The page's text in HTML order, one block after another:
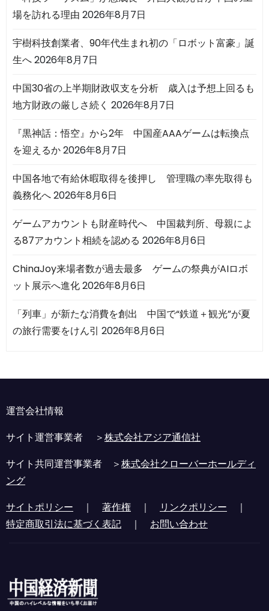
場を訪れる理由 2026年8月7日
宇樹科技創業者、90年代生まれ初の「ロボット富豪」誕
生へ2026年8月7日
中国30省の上半期財政収支を分析 歳入は予想上回るも
地方財政の厳しさ続く 2026年8月7日
『黒神話：悟空』から2年 中国産AAAゲームは転換点
を迎えるか2026年8月7日
中国各地で有給休暇取得を後押し 管理職の率先取得も
義務化へ2026年8月6日
ゲームアカウントも財産時代へ 中国裁判所、母親によ
る87アカウント相続を認める 2026年8月6日
ChinaJoy来場者数が過去最多 ゲームの祭典がAIロボ
ット展示へ進化2026年8月6日
「列車」が新たな消費を創出 中国で“鉄道＋観光”が夏
の旅行需要をけん引 2026年8月6日
運営会社情報
サイト運営事業者 ＞株式会社アジア通信社
サイト共同運営事業者 ＞株式会社クローバーホールディ
ング
サイトポリシー ｜ 著作権 ｜ リンクポリシー ｜
特定商取引法に基づく表記 ｜ お問い合わせ